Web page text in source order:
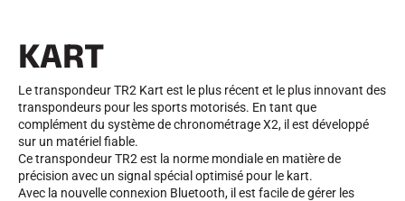
Textile Ski Nordique
Textile Vélo
Underwear
Entretien textile
Lifestyle
Sacs
CHRONOMÉTRAGE
VTT
N
TKART
Le transpondeur TR2 Kart est le plus récent et le plus innovant des
transpondeurs pour les sports motorisés. En tant que
complément du système de chronométrage X2, il est développé
sur un matériel fiable.
Ce transpondeur TR2 est la norme mondiale en matière de
précision avec un signal spécial optimisé pour le kart.
Avec la nouvelle connexion Bluetooth, il est facile de gérer les